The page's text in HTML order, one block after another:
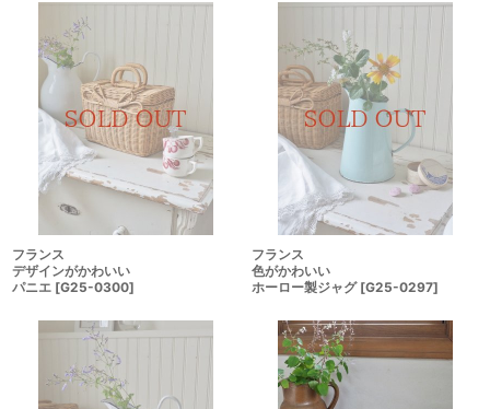
フランス
デザインがかわいい
パニエ [G25-0300]
フランス
色がかわいい
ホーロー製ジャグ [G25-0297]